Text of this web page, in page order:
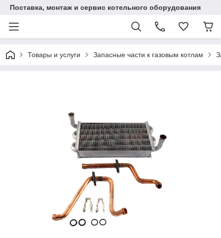
Поставка, монтаж и сервис котельного оборудования
Товары и услуги Запасные части к газовым котлам